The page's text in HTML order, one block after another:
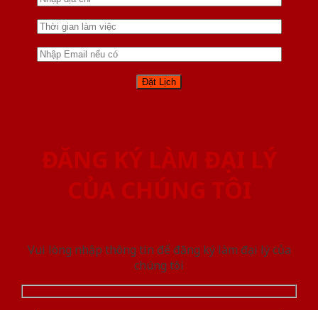
ĐĂNG KÝ LÀM ĐẠI LÝ
CỦA CHÚNG TÔI
Vui lòng nhập thông tin để đăng ký làm đại lý của
chúng tôi